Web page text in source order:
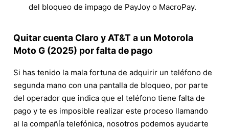
del bloqueo de impago de PayJoy o MacroPay.
Quitar cuenta Claro y AT&T a un Motorola
Moto G (2025) por falta de pago
Si has tenido la mala fortuna de adquirir un teléfono de
segunda mano con una pantalla de bloqueo, por parte
del operador que indica que el teléfono tiene falta de
pago y te es imposible realizar este proceso llamando
al la compañía telefónica, nosotros podemos ayudarte